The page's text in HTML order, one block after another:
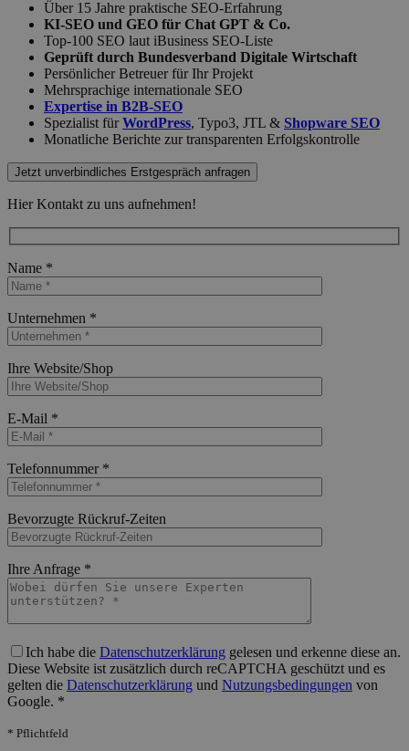
Über 15 Jahre praktische SEO-Erfahrung
KI-SEO und GEO für Chat GPT & Co.
Top-100 SEO laut iBusiness SEO-Liste
Geprüft durch Bundesverband Digitale Wirtschaft
Persönlicher Betreuer für Ihr Projekt
Mehrsprachige internationale SEO
Expertise in B2B-SEO
Spezialist fürWordPress, Typo3, JTL & Shopware SEO
Monatliche Berichte zur transparenten Erfolgskontrolle
Jetzt unverbindliches Erstgespräch anfragen
Hier Kontakt zu uns aufnehmen!
Name *
Unternehmen *
Ihre Website/Shop
E-Mail *
Telefonnummer *
Bevorzugte Rückruf-Zeiten
Ihre Anfrage *
Ich habe die Datenschutzerklärung gelesen und erkenne diese an.
Diese Website ist zusätzlich durch reCAPTCHA geschützt und es
gelten die Datenschutzerklärung und Nutzungsbedingungen von
Google. *
* Pflichtfeld